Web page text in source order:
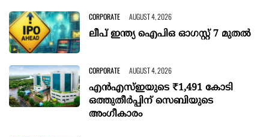
CORPORATE AUGUST 4, 2026
ലീപ്‌ ഇന്ത്യ ഐപിഒ ഓഗസ്റ്റ്‌ 7 മുതല്‍
CORPORATE AUGUST 4, 2026
എൻഎസ്ഇയുടെ ₹1,491 കോടി
ഒത്തുതീർപ്പിന് സെബിയുടെ
അംഗീകാരം